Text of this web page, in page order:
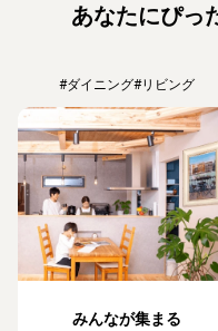
あなたにぴっ
#ダイニング#リビング
みんなが集まる